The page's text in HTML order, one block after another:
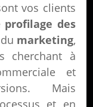
vos clients
profilage des
marketing,
cherchant à
et
Mais
et en